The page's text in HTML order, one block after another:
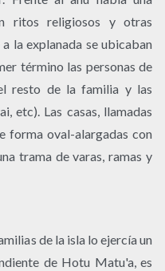
ritos religiosos y otras
la explanada se ubicaban
término las personas de
resto de la familia y las
etc). Las casas, llamadas
forma oval-alargadas con
trama de varas, ramas y
de la isla lo ejercía un
de Hotu Matu'a, es